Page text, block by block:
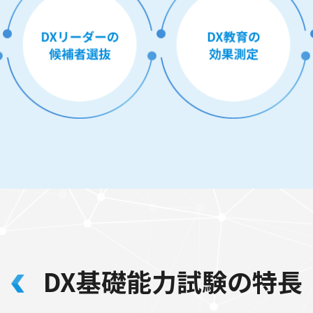
DX基礎能力試験の特長